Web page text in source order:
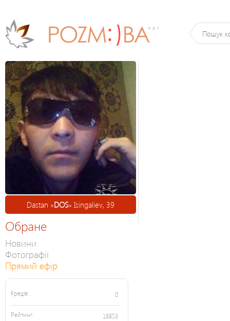
Dastan «DOS» Isingaliev, 39
Обране
Новини
Фотографії
Прямий ефір
Кредів: 0
Рейтинг: 18853